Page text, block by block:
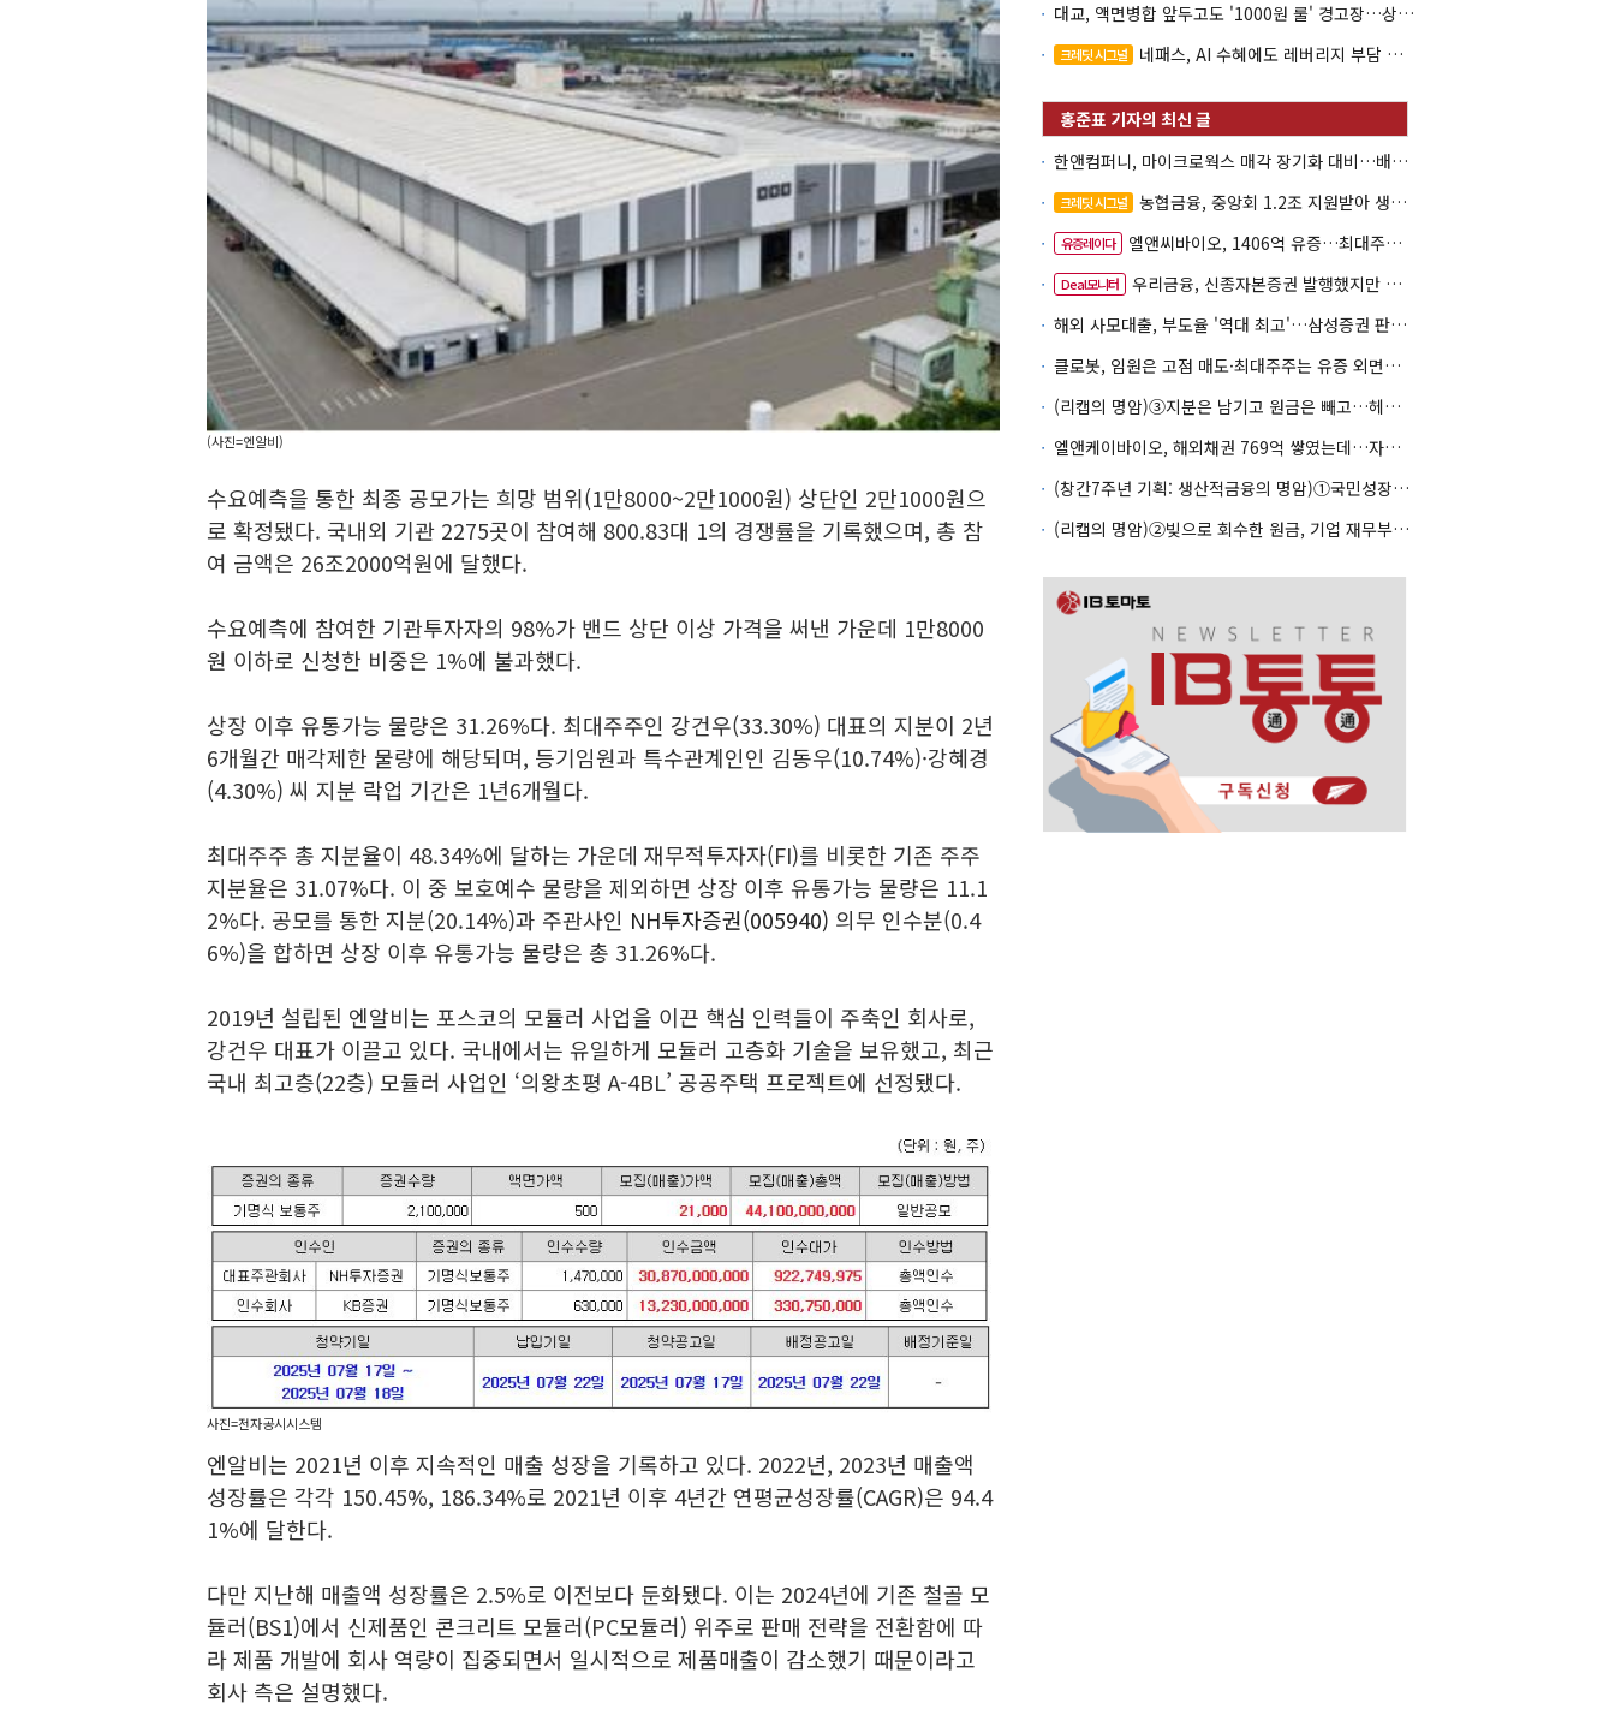
(사진=엔알비)
수요예측을 통한 최종 공모가는 희망 범위(1만8000~2만1000원) 상단인 2만1000원으
로 확정됐다. 국내외 기관 2275곳이 참여해 800.83대 1의 경쟁률을 기록했으며, 총 참
여 금액은 26조2000억원에 달했다.
수요예측에 참여한 기관투자자의 98%가 밴드 상단 이상 가격을 써낸 가운데 1만8000
원 이하로 신청한 비중은 1%에 불과했다.
상장 이후 유통가능 물량은 31.26%다. 최대주주인 강건우(33.30%) 대표의 지분이 2년
6개월간 매각제한 물량에 해당되며, 등기임원과 특수관계인인 김동우(10.74%)·강혜경
(4.30%) 씨 지분 락업 기간은 1년6개월다.
최대주주 총 지분율이 48.34%에 달하는 가운데 재무적투자자(FI)를 비롯한 기존 주주
지분율은 31.07%다. 이 중 보호예수 물량을 제외하면 상장 이후 유통가능 물량은 11.1
2%다. 공모를 통한 지분(20.14%)과 주관사인 NH투자증권(005940) 의무 인수분(0.4
6%)을 합하면 상장 이후 유통가능 물량은 총 31.26%다.
2019년 설립된 엔알비는 포스코의 모듈러 사업을 이끈 핵심 인력들이 주축인 회사로,
강건우 대표가 이끌고 있다. 국내에서는 유일하게 모듈러 고층화 기술을 보유했고, 최근
국내 최고층(22층) 모듈러 사업인 ‘의왕초평 A-4BL’ 공공주택 프로젝트에 선정됐다.
사진=전자공시시스템
엔알비는 2021년 이후 지속적인 매출 성장을 기록하고 있다. 2022년, 2023년 매출액
성장률은 각각 150.45%, 186.34%로 2021년 이후 4년간 연평균성장률(CAGR)은 94.4
1%에 달한다.
다만 지난해 매출액 성장률은 2.5%로 이전보다 둔화됐다. 이는 2024년에 기존 철골 모
듈러(BS1)에서 신제품인 콘크리트 모듈러(PC모듈러) 위주로 판매 전략을 전환함에 따
라 제품 개발에 회사 역량이 집중되면서 일시적으로 제품매출이 감소했기 때문이라고
회사 측은 설명했다.
대교, 액면병합 앞두고도 '1000원 룰' 경고장…상장유지 시험대
크레딧 시그널 네패스, AI 수혜에도 레버리지 부담 여전
한앤컴퍼니, 마이크로웍스 매각 장기화 대비…배당 회수판 깔았다
크레딧 시그널 농협금융, 중앙회 1.2조 지원받아 생산적금융 확대
유증레이다 엘앤씨바이오, 1406억 유증…최대주주는 절반만 청약
Deal모니터
우리금융, 신종자본증권 발행했지만 차환금리 '부담'
해외 사모대출, 부도율 '역대 최고'…삼성증권 판매상품도 환매 불안
클로봇, 임원은 고점 매도·최대주주는 유증 외면…책임투자 도마
(리캡의 명암)③지분은 남기고 원금은 빼고…헤지펀드로 번진 리캡
엘앤케이바이오, 해외채권 769억 쌓였는데…자회사 4곳 자본잠식
(창간7주년 기획: 생산적금융의 명암)①국민성장펀드 자금흐름 해부
(리캡의 명암)②빚으로 회수한 원금, 기업 재무부담으로 남았다